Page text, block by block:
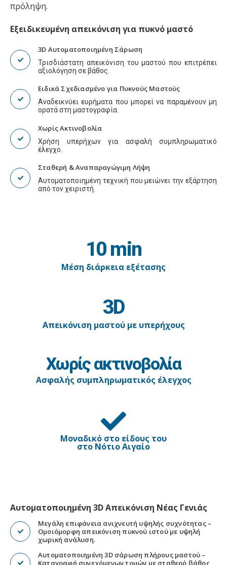
πρόληψη.
Εξειδικευμένη απεικόνιση για πυκνό μαστό
3D Αυτοματοποιημένη Σάρωση
Τρισδιάστατη απεικόνιση του μαστού που επιτρέπει
αξιολόγηση σε βάθος.
Ειδικά Σχεδιασμένο για Πυκνούς Μαστούς
Αναδεικνύει ευρήματα που μπορεί να παραμένουν μη
ορατά στη μαστογραφία.
Χωρίς Ακτινοβολία
Χρήση υπερήχων για ασφαλή συμπληρωματικό
έλεγχο.
Σταθερή & Αναπαραγώγιμη Λήψη
Αυτοματοποιημένη τεχνική που μειώνει την εξάρτηση
από τον χειριστή.
10 min
Μέση διάρκεια εξέτασης
3D
Aπεικόνιση μαστού με υπερήχους
Χωρίς ακτινοβολία
Ασφαλής συμπληρωματικός έλεγχος
Μοναδικό στο είδους του
στο Νότιο Αιγαίο
Αυτοματοποιημένη 3D Απεικόνιση Νέας Γενιάς
Μεγάλη επιφάνεια ανιχνευτή υψηλής συχνότητας –
Ομοιόμορφη απεικόνιση πυκνού ιστού με υψηλή
χωρική ανάλυση.
Αυτοματοποιημένη 3D σάρωση πλήρους μαστού –
Καταγραφή συνεχόμενων τομών με σταθερό βάθος